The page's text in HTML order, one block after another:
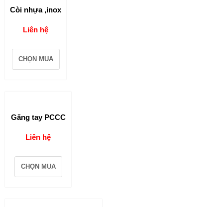
Còi nhựa ,inox
Liên hệ
CHỌN MUA
Găng tay PCCC
Liên hệ
CHỌN MUA